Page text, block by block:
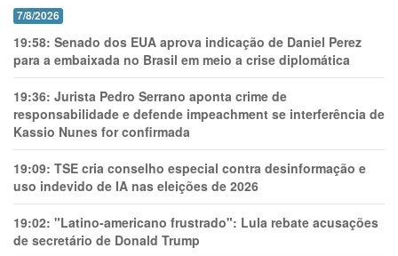
7/8/2026
19:58: Senado dos EUA aprova indicação de Daniel Perez
para a embaixada no Brasil em meio a crise diplomática
19:36: Jurista Pedro Serrano aponta crime de
responsabilidade e defende impeachment se interferência de
Kassio Nunes for confirmada
19:09: TSE cria conselho especial contra desinformação e
uso indevido de IA nas eleições de 2026
19:02: "Latino-americano frustrado": Lula rebate acusações
de secretário de Donald Trump